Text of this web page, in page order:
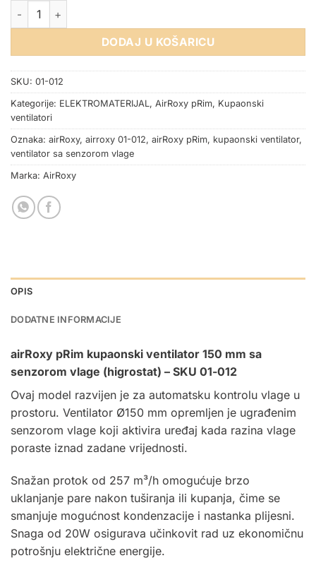
KUPAONSKI VENTILATOR pRim 150mm HS SENZOR VLAGE
DODAJ U KOŠARICU
SKU: 01-012
Kategorije: ELEKTROMATERIJAL, AirRoxy pRim, Kupaonski
ventilatori
Oznaka: airRoxy, airroxy 01-012, airRoxy pRim, kupaonski ventilator,
ventilator sa senzorom vlage
Marka: AirRoxy
OPIS
DODATNE INFORMACIJE
airRoxy pRim kupaonski ventilator 150 mm sa
senzorom vlage (higrostat) – SKU 01-012
Ovaj model razvijen je za automatsku kontrolu vlage u
prostoru. Ventilator Ø150 mm opremljen je ugrađenim
senzorom vlage koji aktivira uređaj kada razina vlage
poraste iznad zadane vrijednosti.
Snažan protok od 257 m³/h omogućuje brzo
uklanjanje pare nakon tuširanja ili kupanja, čime se
smanjuje mogućnost kondenzacije i nastanka plijesni.
Snaga od 20W osigurava učinkovit rad uz ekonomičnu
potrošnju električne energije.